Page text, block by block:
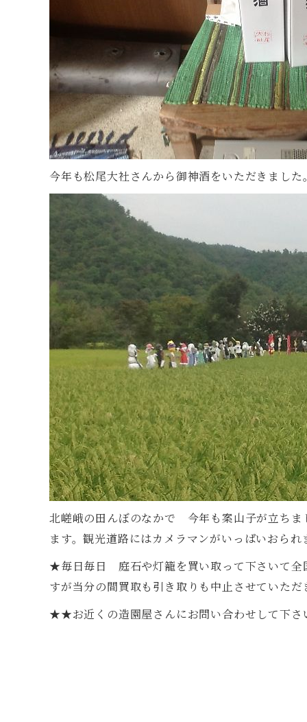
今年も松尾大社さんから御神酒をいただきまし
北嵯峨の田んぼのなかで 今年も案山子が立ち
ます。観光道路にはカメラマンがいっぱいおられ
★毎日毎日 庭石や灯籠を買い取って下さいて全
すが当分の間買取も引き取りも中止させていただ
★★お近くの造園屋さんにお問い合わせして下さ